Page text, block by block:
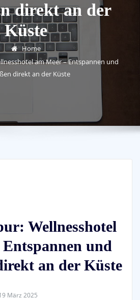
direkt an der
Küste
Home
am Meer – Entspannen und
direkt an der Küste
Wellnesshotel
und
an der Küste
März 2025